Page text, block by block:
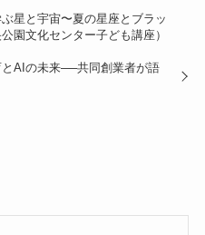
星と宇宙〜夏の星座とブラッ
園文化センター子ども講座）
とAIの未来──共同創業者が語